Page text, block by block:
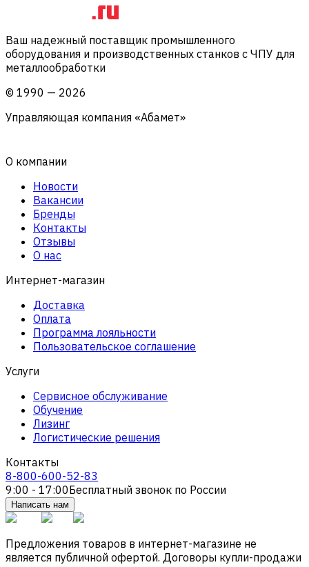
Ваш надежный поставщик промышленного
оборудования и производственных станков с ЧПУ для
металлообработки
© 1990 — 2026
Управляющая компания «Абамет»
О компании
Новости
Вакансии
Бренды
Контакты
Отзывы
О нас
Интернет-магазин
Доставка
Оплата
Программа лояльности
Пользовательское соглашение
Услуги
Сервисное обслуживание
Обучение
Лизинг
Логистические решения
Контакты
8-800-600-52-83
9:00 - 17:00Бесплатный звонок по России
Написать нам
Предложения товаров в интернет-магазине не
является публичной офертой. Договоры купли-продажи